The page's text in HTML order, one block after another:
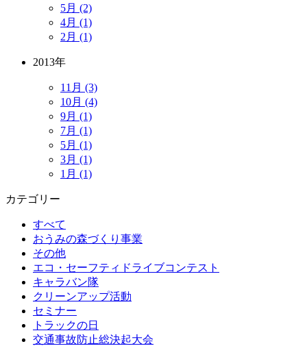
5月 (2)
4月 (1)
2月 (1)
2013年
11月 (3)
10月 (4)
9月 (1)
7月 (1)
5月 (1)
3月 (1)
1月 (1)
カテゴリー
すべて
おうみの森づくり事業
その他
エコ・セーフティドライブコンテスト
キャラバン隊
クリーンアップ活動
セミナー
トラックの日
交通事故防止総決起大会